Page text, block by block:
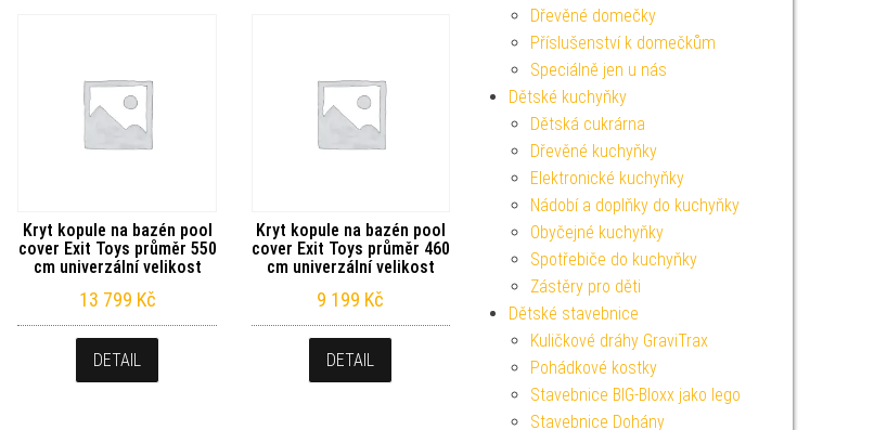
Kryt kopule na bazén pool
cover Exit Toys průměr 550
cm univerzální velikost
13 799 Kč
DETAIL
Kryt kopule na bazén pool
cover Exit Toys průměr 460
cm univerzální velikost
9 199 Kč
DETAIL
Dřevěné domečky
Příslušenství k domečkům
Speciálně jen u nás
Dětské kuchyňky
Dětská cukrárna
Dřevěné kuchyňky
Elektronické kuchyňky
Nádobí a doplňky do kuchyňky
Obyčejné kuchyňky
Spotřebiče do kuchyňky
Zástěry pro děti
Dětské stavebnice
Kuličkové dráhy GraviTrax
Pohádkové kostky
Stavebnice BIG-Bloxx jako lego
Stavebnice Dohány